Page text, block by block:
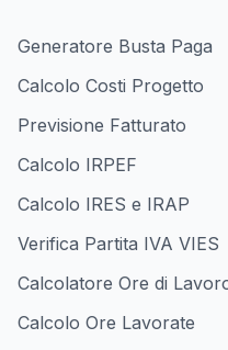
Generatore Busta Paga
Calcolo Costi Progetto
Previsione Fatturato
Calcolo IRPEF
Calcolo IRES e IRAP
Verifica Partita IVA VIES
Calcolatore Ore di
Calcolo Ore Lavorate